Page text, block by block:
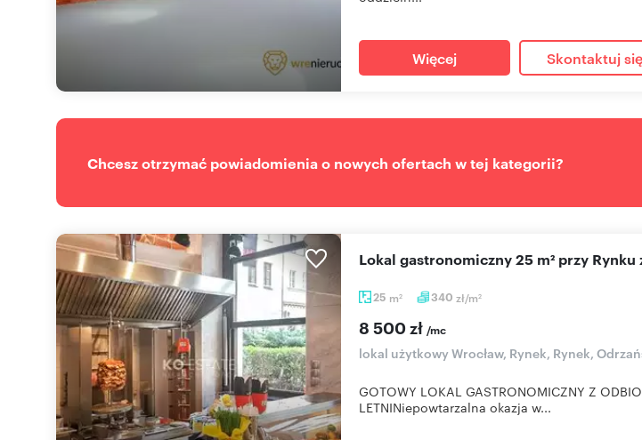
Więcej Skontaktuj się
Chcesz otrzymać powiadomienia o nowych ofertach w tej kategorii?
25 m2 340 zł/m2
Lokal gastronomiczny 25 m² przy
8 500 zł /mc
lokal użytkowy Wrocław, Rynek, Rynek,
GOTOWY LOKAL GASTRONOMICZNY Z
LETNINiepowtarzalna okazja w...